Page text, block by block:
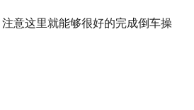
意这里就能够很好的完成倒车操